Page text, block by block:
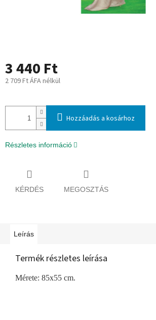
3 440 Ft
2 709 Ft ÁFA nélkül
Hozzáadás a kosárhoz
Részletes információ
KÉRDÉS MEGOSZTÁS
Leírás
Termék részletes leírása
Mérete: 85x55 cm.